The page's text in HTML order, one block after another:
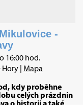
-
16:00 hod.
Hory | Mapa
kdy proběhne
celých prázdnin
o historii a také